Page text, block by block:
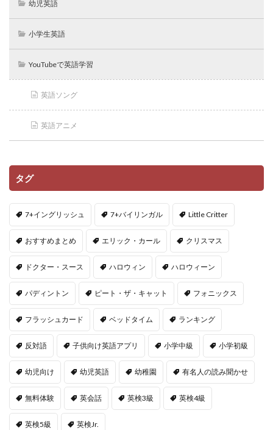
幼児英語
小学生英語
YouTubeで英語学習
英語ソング
英語アニメ
タグ
7+イングリッシュ 7+バイリンガル Little Critter
おすすめまとめ エリック・カール クリスマス
ドクター・スース ハロウィン ハロウィーン
パディントン ピート・ザ・キャット フォニックス
フラッシュカード ベッドタイム ランキング
反対語 子供向け英語アプリ 小学中級 小学初級
幼児向け 幼児英語 幼稚園 有名人の読み聞かせ
無料体験 英会話 英検3級 英検4級
英検5級 英検Jr.